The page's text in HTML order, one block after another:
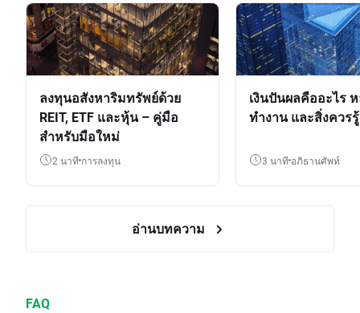
ลงทุนอสังหาริมทรัพย์ด้วย
REIT, ETF และหุ้น – คู่มือ
สำหรับมือใหม่
2 นาที การลงทุน
เงินปันผลคืออะไร
ทำงาน และสิ่งควรรู้
3 นาที อภิธานศัพท์
อ่านบทความ
FAQ